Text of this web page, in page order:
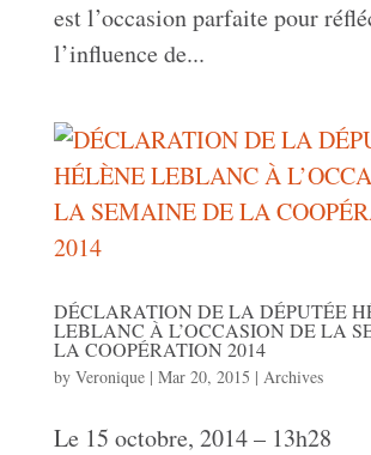
est l’occasion parfaite pour
l’influence de...
DÉCLARATION DE LA DÉPUTÉE
LEBLANC À L’OCCASION DE LA
LA COOPÉRATION 2014
by Veronique| Mar 20, 2015 | Archives
Le 15 octobre, 2014 – 13h28